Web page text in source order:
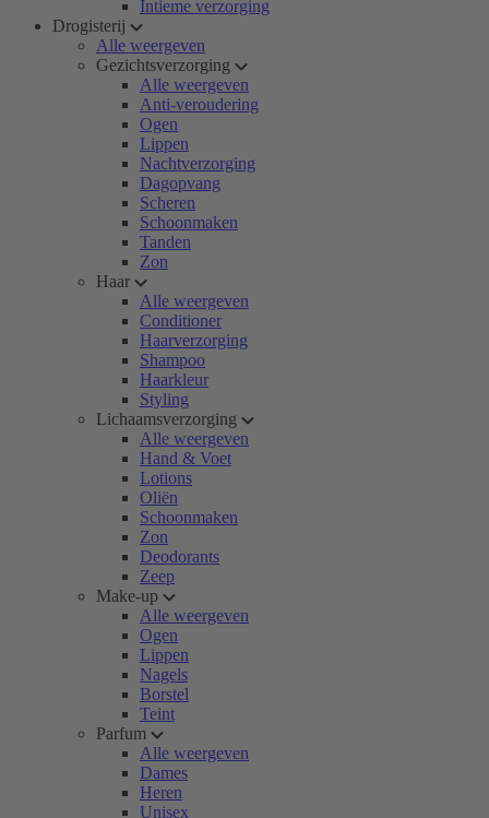
Intieme verzorging
Drogisterij
Alle weergeven
Gezichtsverzorging
Alle weergeven
Anti-veroudering
Ogen
Lippen
Nachtverzorging
Dagopvang
Scheren
Schoonmaken
Tanden
Zon
Haar
Alle weergeven
Conditioner
Haarverzorging
Shampoo
Haarkleur
Styling
Lichaamsverzorging
Alle weergeven
Hand & Voet
Lotions
Oliën
Schoonmaken
Zon
Deodorants
Zeep
Make-up
Alle weergeven
Ogen
Lippen
Nagels
Borstel
Teint
Parfum
Alle weergeven
Dames
Heren
Unisex